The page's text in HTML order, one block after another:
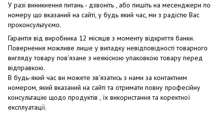
У разі виникнення питань - дзвоніть , або пишіть на месенджери по
номеру що вказаний на сайті, у будь який час, ми з радістю Вас
проконсультуємо.
Гарантія від виробника 12 місяців з моменту відкриття банки.
Повернення можливе лише у випадку невідповідності товарного
вигляду товару пов'язане з неякісною упаковкою товару перед
відправкою.
В будь-який час ви можете зв'язатись з нами за контактним
номером, який вказаний на сайті та отримати повну професійну
консультацію щодо продуктів , їх використання та коректної
експлуатації.